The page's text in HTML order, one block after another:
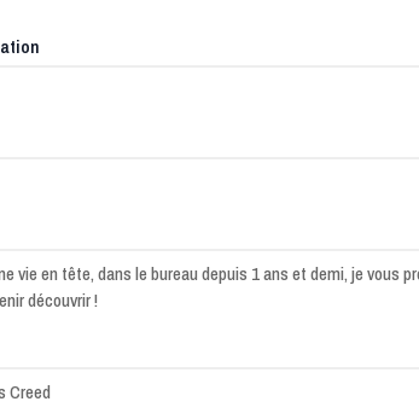
vie en tête, dans le bureau depuis 1 ans et demi, je vous
découvrir !
Creed